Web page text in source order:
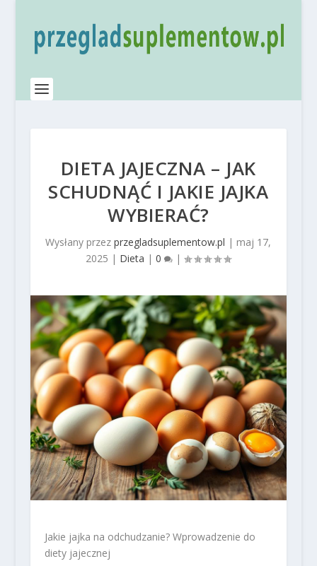
DIETA JAJECZNA – JAK
SCHUDNĄĆ I JAKIE JAJKA
WYBIERAĆ?
Wysłany przezprzegladsuplementow.pl | maj 17,
2025 | Dieta |0 |
Jakie jajka na odchudzanie? Wprowadzenie do
diety jajecznej